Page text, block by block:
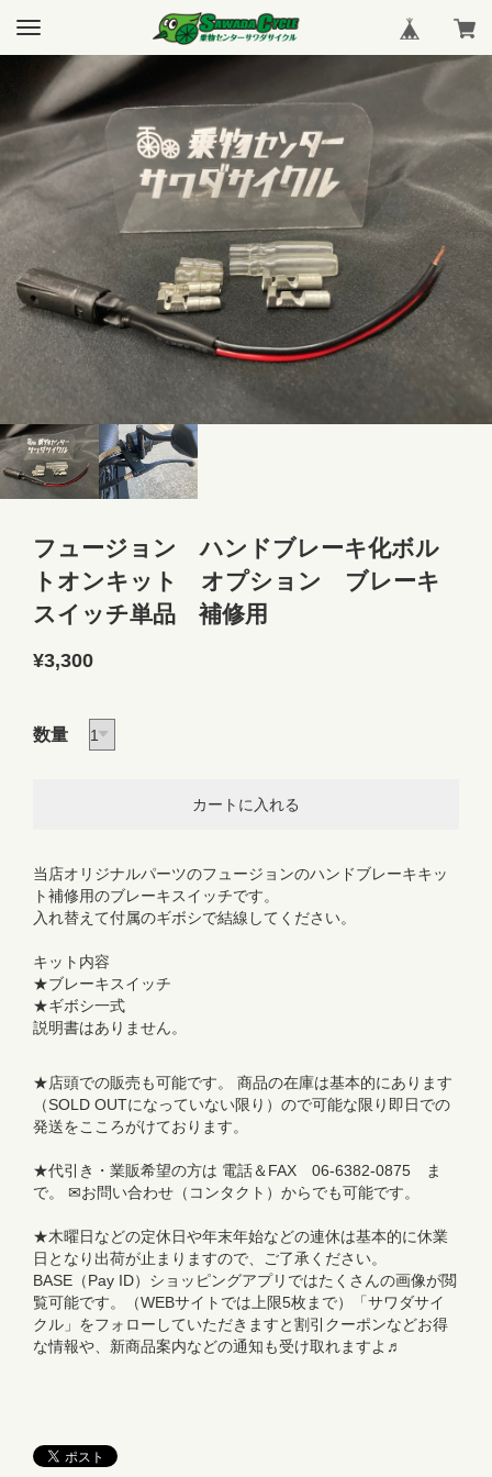
フュージョン ハンドブレーキ化ボル
トオンキット オプション ブレーキ
スイッチ単品 補修用
¥3,300
数量
当店オリジナルパーツのフュージョンのハンドブレーキキッ
ト補修用のブレーキスイッチです。
入れ替えて付属のギボシで結線してください。
キット内容
★ブレーキスイッチ
★ギボシ一式
説明書はありません。
★店頭での販売も可能です。 商品の在庫は基本的にあります
（SOLD OUTになっていない限り）ので可能な限り即日での
発送をこころがけております。
★代引き・業販希望の方は 電話＆FAX 06-6382-0875 ま
で。 ✉お問い合わせ（コンタクト）からでも可能です。
★木曜日などの定休日や年末年始などの連休は基本的に休業
日となり出荷が止まりますので、ご了承ください。
BASE（Pay ID）ショッピングアプリではたくさんの画像が閲
覧可能です。（WEBサイトでは上限5枚まで）「サワダサイ
クル」をフォローしていただきますと割引クーポンなどお得
な情報や、新商品案内などの通知も受け取れますよ♬